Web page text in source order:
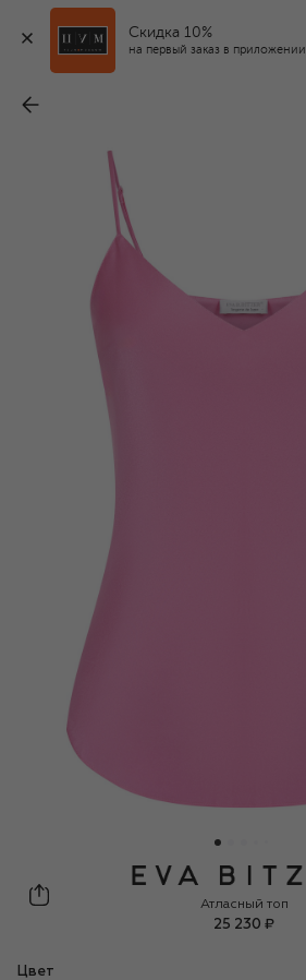
Скидка 10%
на первый заказ в приложении
Eva B.Bitzer
Атласный топ
25 230 ₽
Цвет